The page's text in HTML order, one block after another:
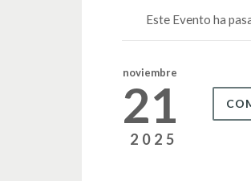
Este Evento ha
noviembre
21
2025